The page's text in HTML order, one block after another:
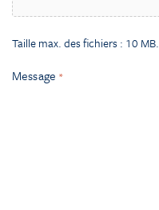
Taille max. des fichiers : 10 MB.
Message *